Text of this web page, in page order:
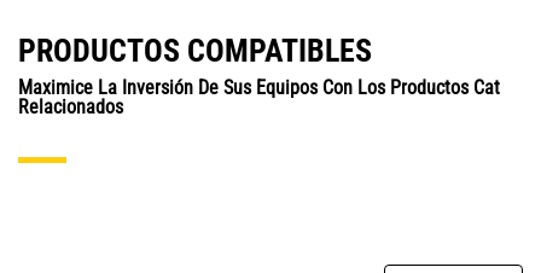
PRODUCTOS COMPATIBLES
Maximice La Inversión De Sus Equipos Con Los Productos Cat
Relacionados